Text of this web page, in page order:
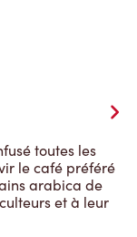
toutes les
le café préféré
arabica de
et à leur